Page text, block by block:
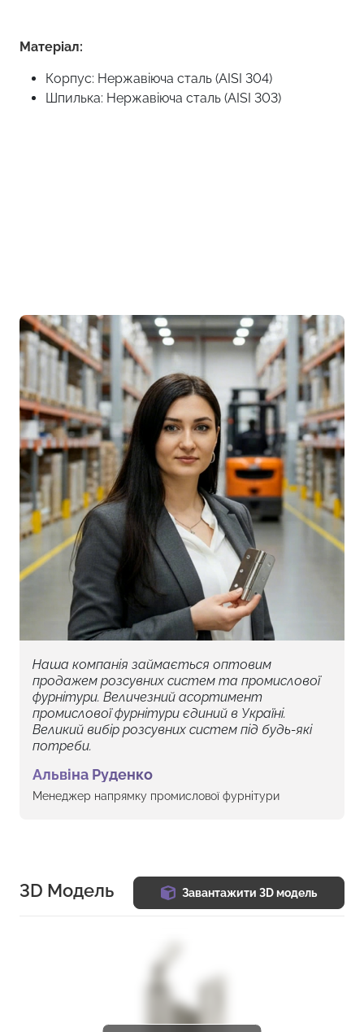
Матеріал:
Корпус: Нержавіюча сталь (AISI 304)
Шпилька: Нержавіюча сталь (AISI 303)
Наша компанія займається оптовим
продажем розсувних систем та промислової
фурнітури. Величезний асортимент
промислової фурнітури єдиний в Україні.
Великий вибір розсувних систем під будь-які
потреби.
Альвіна Руденко
Менеджер напрямку промислової фурнітури
3D Модель Завантажити 3D модель